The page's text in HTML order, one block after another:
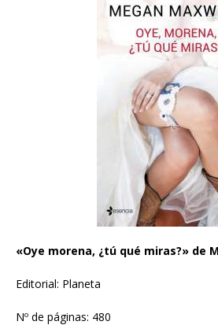
«Oye morena, ¿tú qué miras?» de
Editorial: Planeta
Nº de páginas: 480